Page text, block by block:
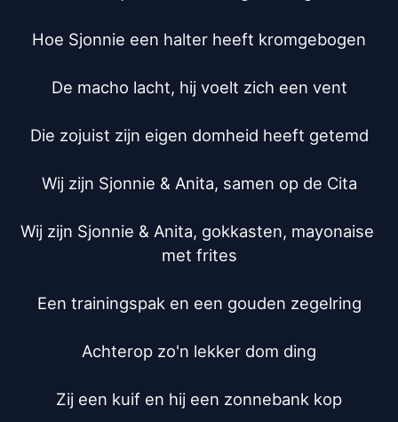
Hoe Sjonnie een halter heeft kromgebogen
De macho lacht, hij voelt zich een vent
Die zojuist zijn eigen domheid heeft getemd
Wij zijn Sjonnie & Anita, samen op de Cita
Wij zijn Sjonnie & Anita, gokkasten, mayonaise
met frites
Een trainingspak en een gouden zegelring
Achterop zo'n lekker dom ding
Zij een kuif en hij een zonnebank kop